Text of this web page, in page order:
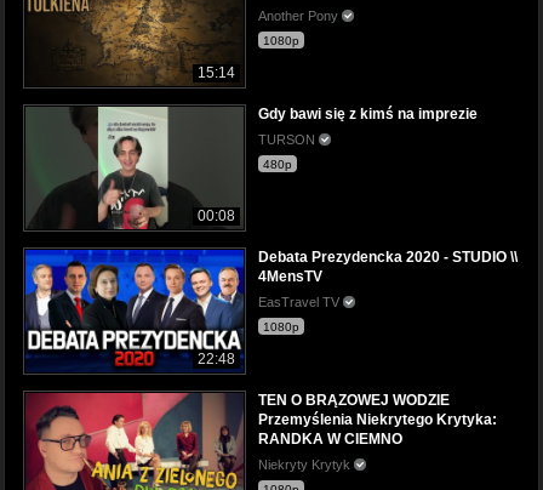
15:14
Another Pony
1080p
00:08
Gdy bawi się z kimś na imprezie
TURSON
480p
22:48
Debata Prezydencka 2020 - STUDIO \\
4MensTV
EasTravel TV
1080p
TEN O BRĄZOWEJ WODZIE
Przemyślenia Niekrytego Krytyka:
RANDKA W CIEMNO
Niekryty Krytyk